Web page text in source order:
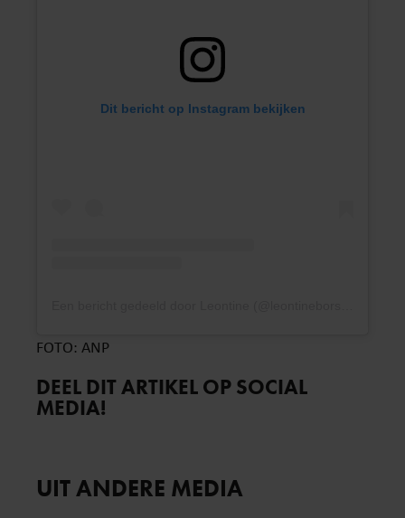
Dit bericht op Instagram bekijken
FOTO: ANP
DEEL DIT ARTIKEL OP SOCIAL
MEDIA!
UIT ANDERE MEDIA